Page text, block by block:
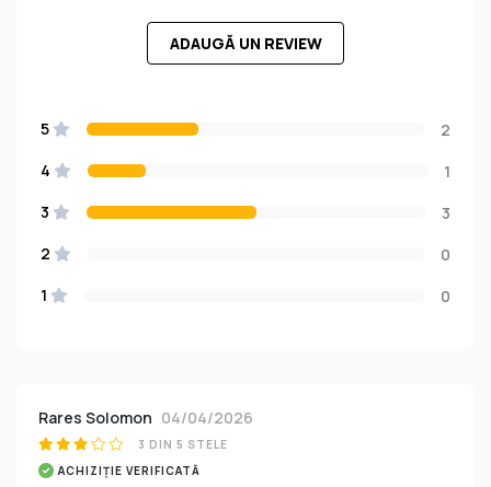
ADAUGĂ UN REVIEW
5
2
4
1
3
3
2
0
1
0
Rares Solomon 04/04/2026
3 DIN 5 STELE
ACHIZIȚIE VERIFICATĂ